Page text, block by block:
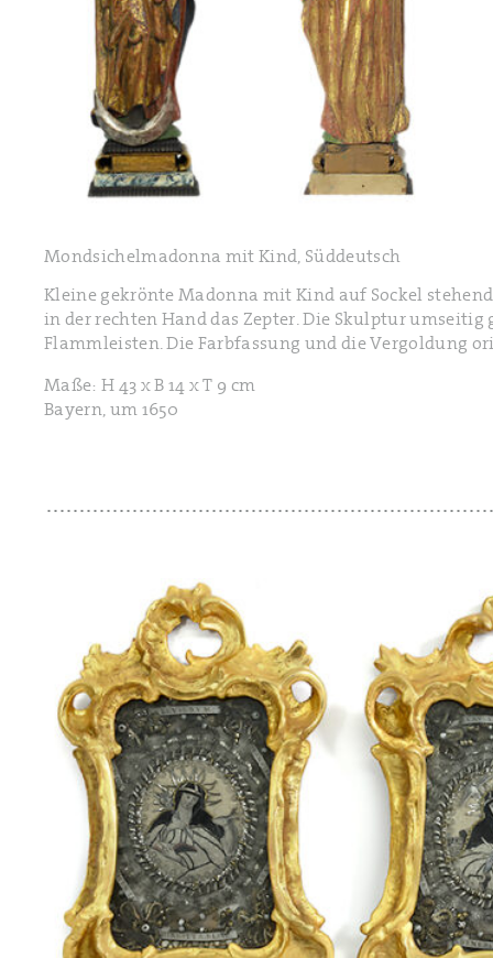
Mondsichelmadonna mit Kind, Süddeutsch
Kleine gekrönte Madonna mit Kind auf Sockel
in der rechten Hand das Zepter. Die Skulptur
Flammleisten. Die Farbfassung und die Vergoldung
Maße: H 43 x B 14 x T 9 cm
Bayern, um 1650